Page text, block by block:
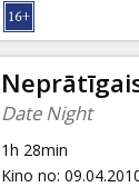
Date Night
1h 28min
Kino no: